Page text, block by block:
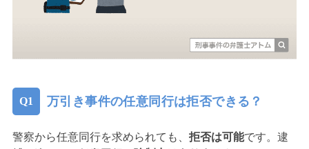
万引き事件の任意同行は拒否できる？
警察から任意同行を求められても、 拒否は可能です。逮